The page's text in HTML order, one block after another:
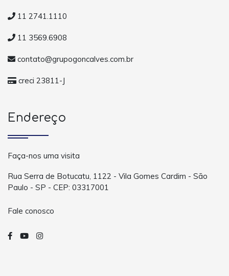
11 2741.1110
11 3569.6908
contato@grupogoncalves.com.br
creci 23811-J
Endereço
Faça-nos uma visita
Rua Serra de Botucatu, 1122 - Vila Gomes Cardim - São
Paulo - SP - CEP: 03317001
Fale conosco